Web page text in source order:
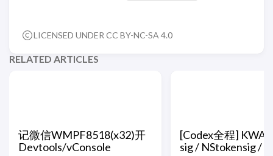
LICENSED UNDER CC BY-NC-SA 4.0
RELATED ARTICLES
记微信WMPF8518(x32)开
Devtools/vConsole
[Codex全程] KWAI
sig / NStokensig /